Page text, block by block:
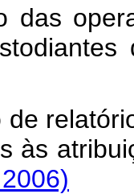
das
às